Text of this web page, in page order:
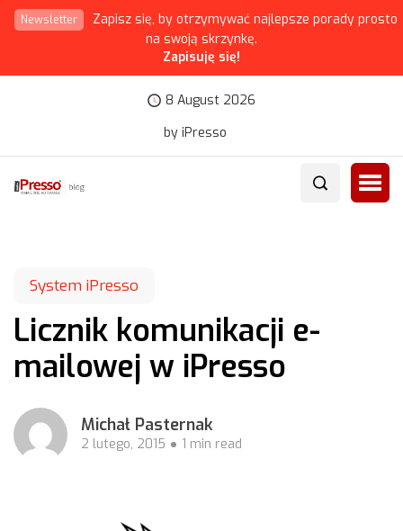
Newsletter
Zapisz się, by otrzymywać najlepsze porady prosto
na swoją skrzynkę.
Zapisuję się!
8 August 2026
by iPresso
System iPresso
Licznik komunikacji e-
mailowej w iPresso
Michał Pasternak
2 lutego, 2015 1 min read